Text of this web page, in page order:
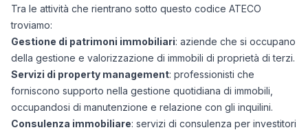
Tra le attività che rientrano sotto questo codice ATECO
troviamo:
Gestione di patrimoni immobiliari: aziende che si occupano
della gestione e valorizzazione di immobili di proprietà di terzi.
Servizi di property management: professionisti che
forniscono supporto nella gestione quotidiana di immobili,
occupandosi di manutenzione e relazione con gli inquilini.
Consulenza immobiliare: servizi di consulenza per investitori